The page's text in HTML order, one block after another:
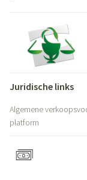
Juridische links
Algemene
platform